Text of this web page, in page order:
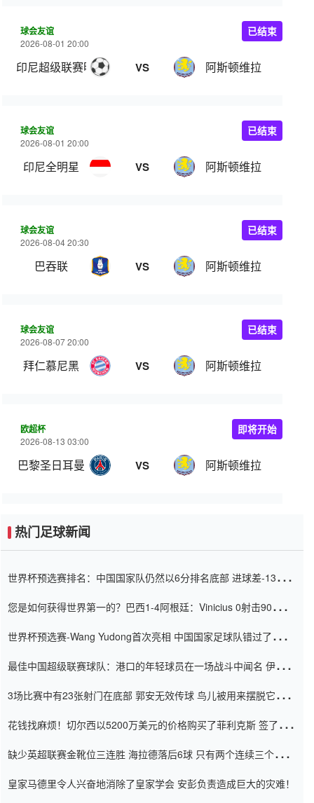
球会友谊
2026-08-01 20:00
印尼超级联赛明星队 VS 阿斯顿维拉
已结束
球会友谊
2026-08-01 20:00
印尼全明星 VS 阿斯顿维拉
已结束
球会友谊
2026-08-04 20:30
巴吞联 VS 阿斯顿维拉
已结束
球会友谊
2026-08-07 20:00
拜仁慕尼黑 VS 阿斯顿维拉
已结束
欧超杯
2026-08-13 03:00
巴黎圣日耳曼 VS 阿斯顿维拉
即将开始
热门足球新闻
世界杯预选赛排名：中国国家队仍然以6分排名底部 进球差-13令人
您是如何获得世界第一的？巴西1-4阿根廷：Vinicius 0射击90分钟
世界杯预选赛-Wang Yudong首次亮相 中国国家足球队错过了世界
最佳中国超级联赛球队：港口的年轻球员在一场战斗中闻名 伊万放
3场比赛中有23张射门在底部 郭安无效传球 鸟儿被用来摆脱它
花钱找麻烦！切尔西以5200万美元的价格购买了菲利克斯 签了7年
缺少英超联赛金靴位三连胜 海拉德落后6球 只有两个连续三个连续
皇家马德里令人兴奋地消除了皇家学会 安彭负责造成巨大的灾难！